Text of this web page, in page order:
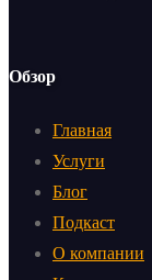
Обзор
Главная
Услуги
Блог
Подкаст
О компании